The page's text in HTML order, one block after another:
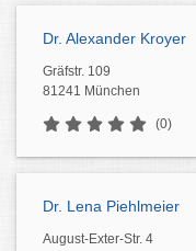
Dr. Alexander Kroyer
Gräfstr. 109
81241 München
(0)
Dr. Lena Piehlmeier
August-Exter-Str. 4